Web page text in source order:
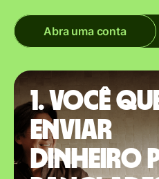
Abra uma conta
1. Você
enviar
dinheiro